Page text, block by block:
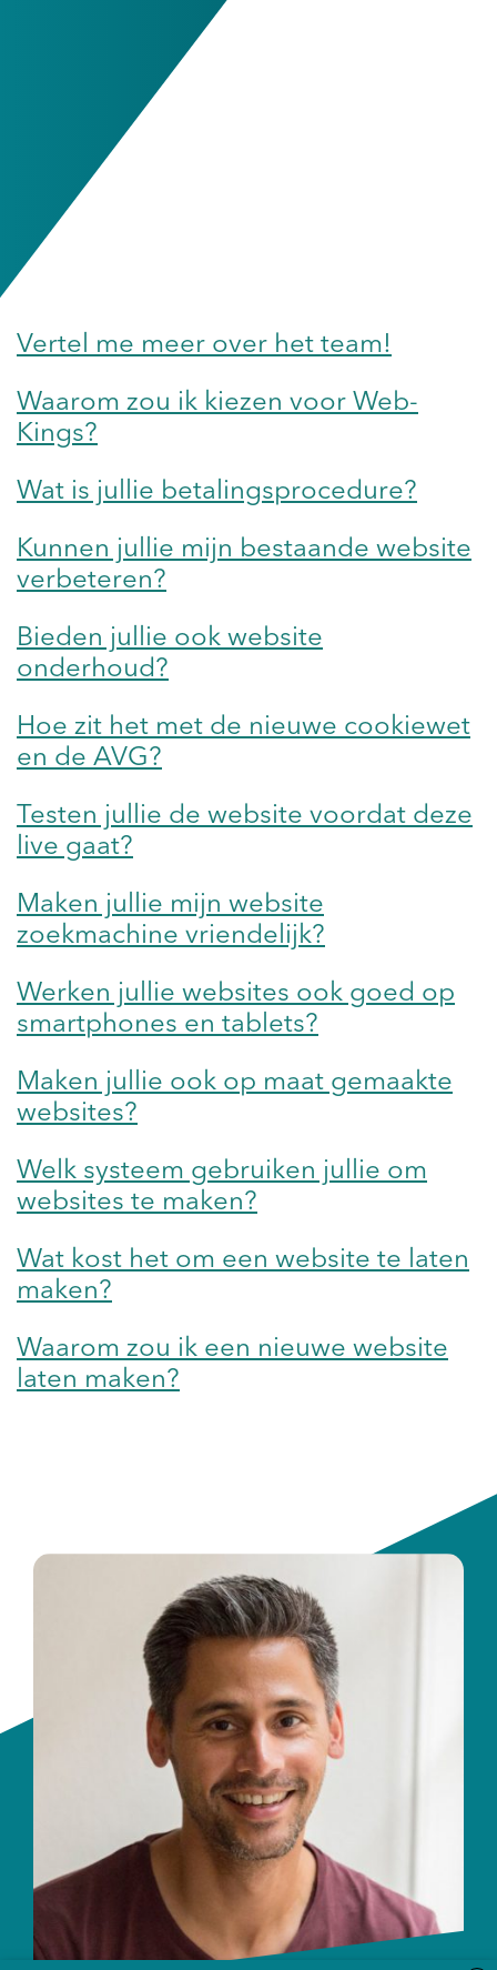
Vertel me meer over het team!
Waarom zou ik kiezen voor Web-
Kings?
Wat is jullie betalingsprocedure?
Kunnen jullie mijn bestaande website
verbeteren?
Bieden jullie ook website
onderhoud?
Hoe zit het met de nieuwe cookiewet
en de AVG?
Testen jullie de website voordat deze
live gaat?
Maken jullie mijn website
zoekmachine vriendelijk?
Werken jullie websites ook goed op
smartphones en tablets?
Maken jullie ook op maat gemaakte
websites?
Welk systeem gebruiken jullie om
websites te maken?
Wat kost het om een website te laten
maken?
Waarom zou ik een nieuwe website
laten maken?